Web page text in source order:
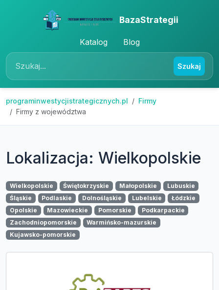
BazaStrategii
Katalog Blog
Szukaj
programinwestycjistrategicznych.pl
Firmy
Firmy z województwa
Lokalizacja: Wielkopolskie
Wielkopolskie Świętokrzyskie Małopolskie
Lubuskie
Śląskie
Podlaskie Dolnośląskie Lubelskie
Łódzkie
Opolskie
Mazowieckie Pomorskie
Podkarpackie
Zachodniopomorskie
Warmińsko-mazurskie
Kujawsko-pomorskie